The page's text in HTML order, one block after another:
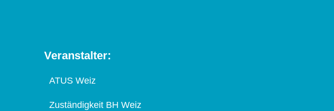
Veranstalter:
ATUS Weiz
Zuständigkeit BH Weiz